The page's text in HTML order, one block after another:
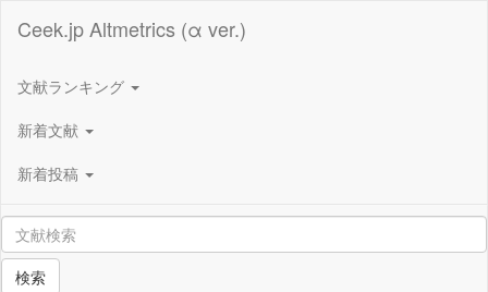
Ceek.jp Altmetrics (α ver.)
文献ランキング
新着文献
新着投稿
検索